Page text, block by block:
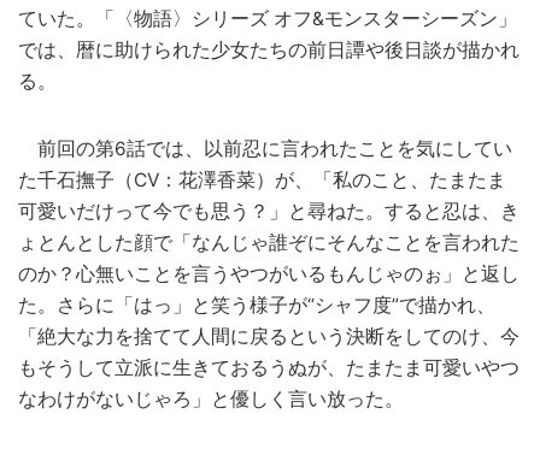
ていた。「〈物語〉シリーズ オフ&モンスターシーズン」
では、暦に助けられた少女たちの前日譚や後日談が描かれ
る。
前回の第6話では、以前忍に言われたことを気にしてい
た千石撫子（CV：花澤香菜）が、「私のこと、たまたま
可愛いだけって今でも思う？」と尋ねた。すると忍は、き
ょとんとした顔で「なんじゃ誰ぞにそんなことを言われた
のか？心無いことを言うやつがいるもんじゃのぉ」と返し
た。さらに「はっ」と笑う様子が“シャフ度”で描かれ、
「絶大な力を捨てて人間に戻るという決断をしてのけ、今
もそうして立派に生きておるうぬが、たまたま可愛いやつ
なわけがないじゃろ」と優しく言い放った。